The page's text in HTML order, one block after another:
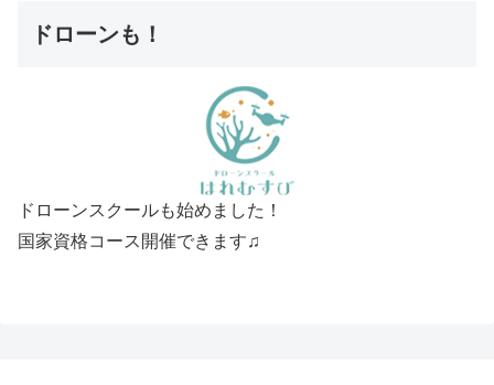
ドローンも！
ドローンスクールも始めました！
国家資格コース開催できます♫